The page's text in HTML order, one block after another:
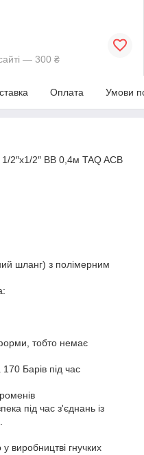
— 300 ₴
Оплата Умови
2″ BВ 0,4м TAQ ACB
шланг) з полімерним
тобто немає
Барів під час
під час з'єднань із
виробництві гнучких